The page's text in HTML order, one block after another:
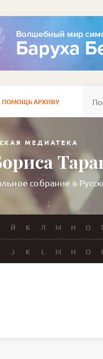
ПОМОЩЬ АРХИВУ
МЕДИАТЕКА
собрание в
Й К Л М Н О
J K L M N O